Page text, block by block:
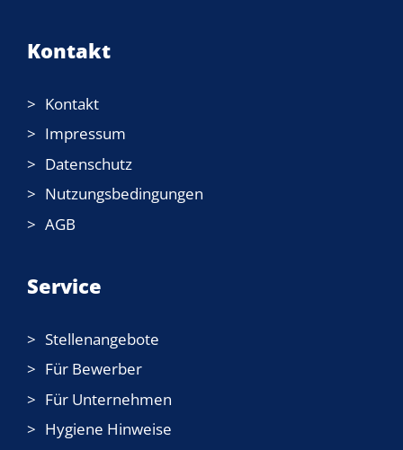
Kontakt
Kontakt
Impressum
Datenschutz
Nutzungsbedingungen
AGB
Service
Stellenangebote
Für Bewerber
Für Unternehmen
Hygiene Hinweise